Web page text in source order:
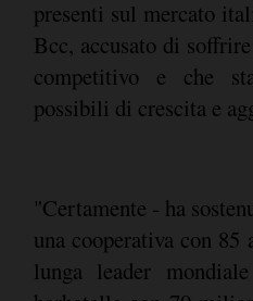
presenti sul mercato
Bcc, accusato di
competitivo e che
possibili di crescita e
"Certamente - ha
una cooperativa con
lunga leader